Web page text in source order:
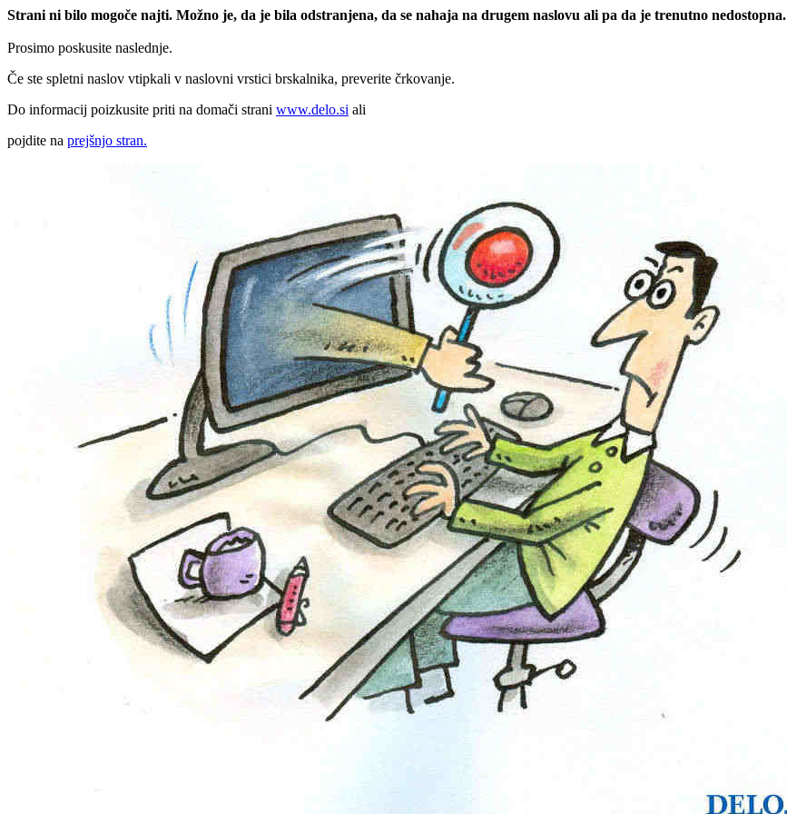
Strani ni bilo mogoče najti. Možno je, da je bila odstranjena, da se nahaja na drugem naslovu ali pa da je trenutno nedostopna.
Prosimo poskusite naslednje.
Če ste spletni naslov vtipkali v naslovni vrstici brskalnika, preverite črkovanje.
Do informacij poizkusite priti na domači strani www.delo.si ali
pojdite na prejšnjo stran.